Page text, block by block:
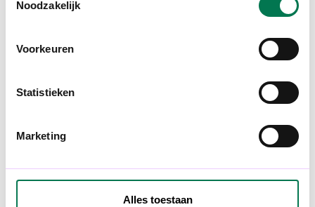
Noodzakelijk
Voorkeuren
Statistieken
Marketing
Alles toestaan